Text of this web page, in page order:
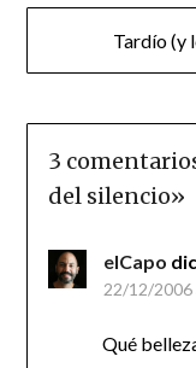
Tardío (y
3
del silencio»
elCapo
22/12/2006
Qué